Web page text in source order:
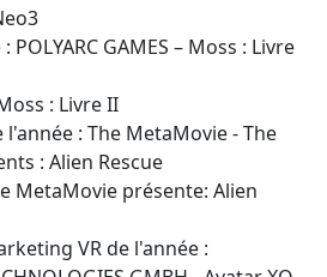
POLYARC GAMES – Moss : Livre
: Livre II
l'année : The MetaMovie - The
: Alien Rescue
MetaMovie présente: Alien
VR de l'année :